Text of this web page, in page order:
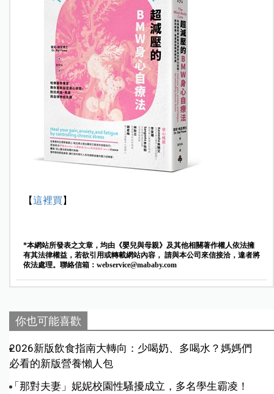
【這裡買 】
*本網站所發表之文章，均由《嬰兒與母親》及其他相關著作權人依法擁
有其法律權益，若欲引用或轉載網站內容， 請與本公司來信接洽，違者將
依法處理。聯絡信箱： webservice@mababy.com
你也可能喜歡
2026新版飲食指南大轉向：少喝奶、多喝水？媽媽們
必看的新版營養懶人包
「那對夫妻」妮妮校園性騷擾成立，多名學生霸凌！